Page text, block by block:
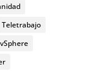
Teletrabajo
vSphere